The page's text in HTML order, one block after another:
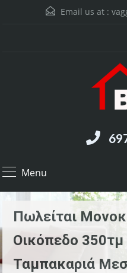
Email us at :
Menu
Πωλείται
Οικόπεδο 350τμ
Ταμπακαριά